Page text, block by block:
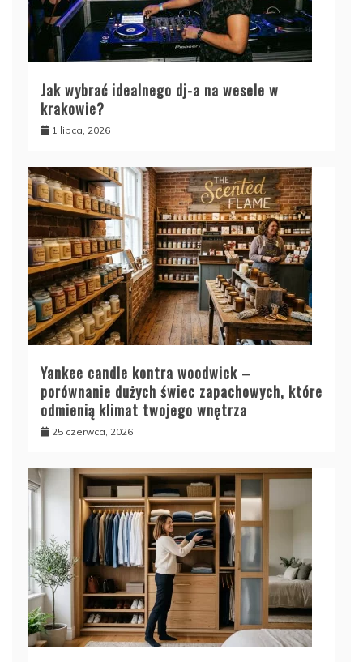
Jak wybrać idealnego dj-a na wesele w
krakowie?
1 lipca, 2026
Yankee candle kontra woodwick –
porównanie dużych świec zapachowych, które
odmienią klimat twojego wnętrza
25 czerwca, 2026